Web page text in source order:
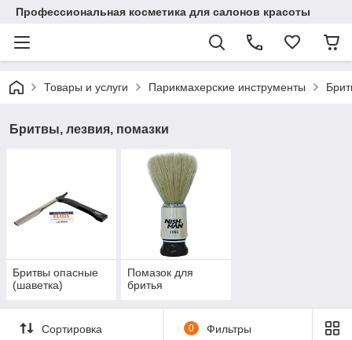
Профессиональная косметика для салонов красоты
Товары и услуги Парикмахерские инструменты
Бритвы, лезвия, помазки
Бритвы опасные
(шаветка)
Помазок для
бритья
Сортировка 0 Фильтры